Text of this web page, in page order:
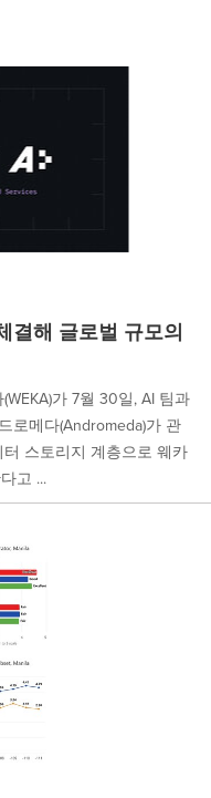
결해 글로벌 규모의
가 7월 30일, AI 팀과
로메다(Andromeda)가 관
스토리지 계층으로 웨카
고 ...